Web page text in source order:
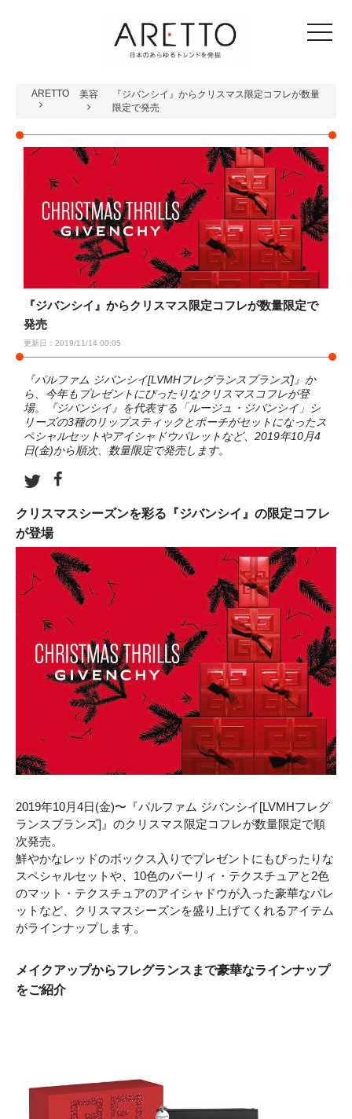
toggle
ARETTO 美容
『ジバンシイ』からクリスマス限定コフレが数量
限定で発売
『ジバンシイ』からクリスマス限定コフレが数量限定で
発売
更新日：2019/11/14 00:05
『パルファム ジバンシイ[LVMHフレグランスブランズ]』か
ら、今年もプレゼントにぴったりなクリスマスコフレが登
場。『ジバンシイ』を代表する「ルージュ・ジバンシイ」シ
リーズの3種のリップスティックとポーチがセットになったス
ペシャルセットやアイシャドウパレットなど、2019年10月4
日(金)から順次、数量限定で発売します。
クリスマスシーズンを彩る『ジバンシイ』の限定コフレ
が登場
2019年10月4日(金)〜『パルファム ジバンシイ[LVMHフレグ
ランスブランズ]』のクリスマス限定コフレが数量限定で順
次発売。
鮮やかなレッドのボックス入りでプレゼントにもぴったりな
スペシャルセットや、10色のパーリィ・テクスチュアと2色
のマット・テクスチュアのアイシャドウが入った豪華なパレ
ットなど、クリスマスシーズンを盛り上げてくれるアイテム
がラインナップします。
メイクアップからフレグランスまで豪華なラインナップ
をご紹介